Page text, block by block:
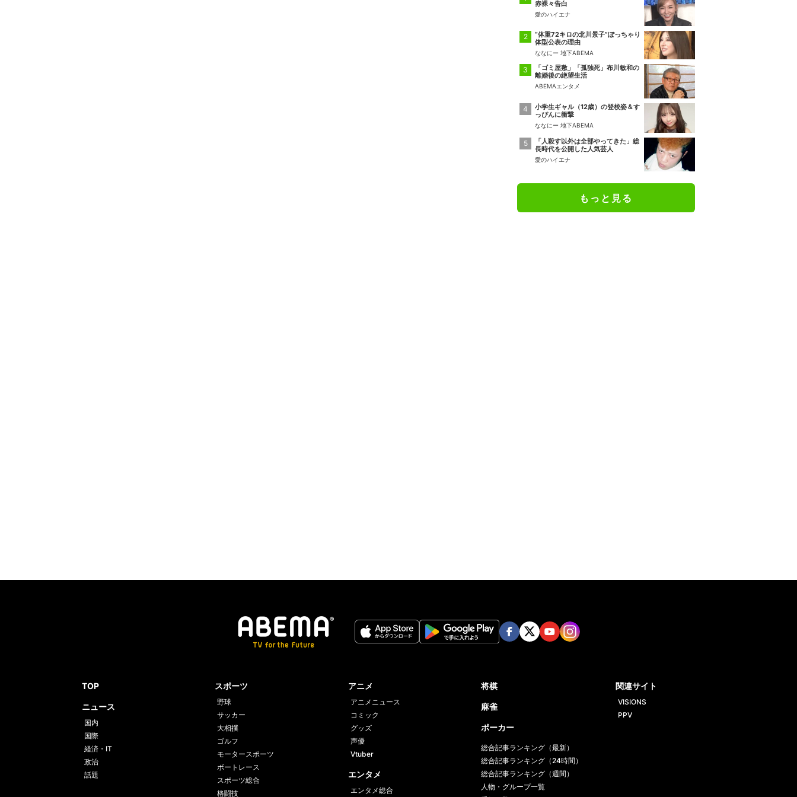
赤裸々告白
愛のハイエナ
“体重72キロの北川景子”ぽっちゃり
体型公表の理由
ななにー 地下ABEMA
「ゴミ屋敷」「孤独死」布川敏和の
離婚後の絶望生活
ABEMAエンタメ
小学生ギャル（12歳）の登校姿＆す
っぴんに衝撃
ななにー 地下ABEMA
「人殺す以外は全部やってきた」総
長時代を公開した人気芸人
愛のハイエナ
もっと見る
TOP
ニュース
国内
国際
経済・IT
政治
話題
スポーツ
野球
サッカー
大相撲
ゴルフ
モータースポーツ
ボートレース
スポーツ総合
格闘技
アニメ
アニメニュース
コミック
グッズ
声優
Vtuber
エンタメ
エンタメ総合
将棋
麻雀
ポーカー
総合記事ランキング（最新）
総合記事ランキング（24時間）
総合記事ランキング（週間）
人物・グループ一覧
関連サイト
VISIONS
PPV